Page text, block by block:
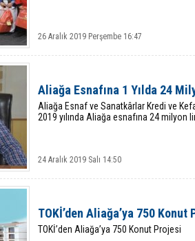
26 Aralık 2019 Perşembe 16:47
Aliağa Esnafına 1 Yılda 24
Aliağa Esnaf ve Sanatkârlar Kredi ve
2019 yılında Aliağa esnafına 24 milyon
24 Aralık 2019 Salı 14:50
TOKİ’den Aliağa’ya 750 Konut
TOKİ’den Aliağa’ya 750 Konut Projesi